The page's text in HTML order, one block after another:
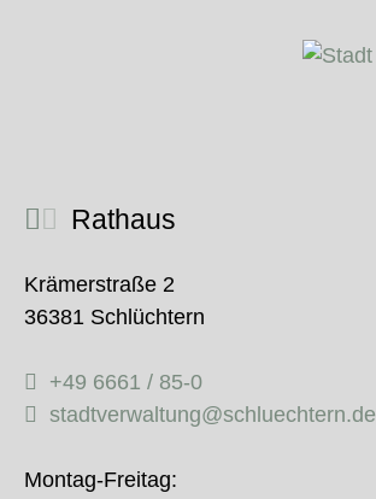
Rathaus
Krämerstraße 2
36381 Schlüchtern
+49 6661 / 85-0
stadtverwaltung@schluechtern.de
Montag-Freitag: